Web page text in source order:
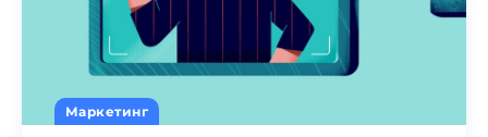
Маркетинг